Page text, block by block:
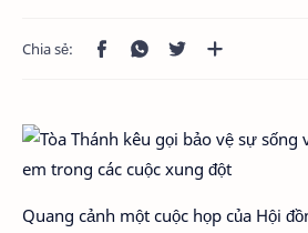
Quang cảnh một cuộc họp của Hội